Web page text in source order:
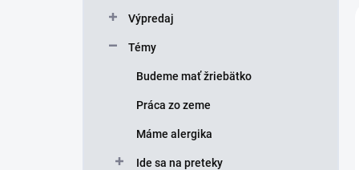
Výpredaj
Témy
Budeme mať žriebätko
Práca zo zeme
Máme alergika
Ide sa na preteky